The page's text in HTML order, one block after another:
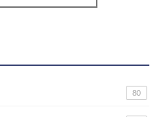
80